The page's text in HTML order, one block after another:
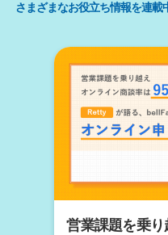
さまざまなお役立ち情報を連載
営業課題を乗